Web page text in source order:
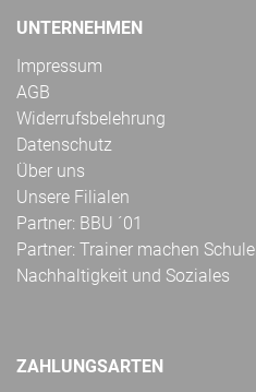
UNTERNEHMEN
Impressum
AGB
Widerrufsbelehrung
Datenschutz
Über uns
Unsere Filialen
Partner: BBU ´01
Partner: Trainer machen Schule
Nachhaltigkeit und Soziales
ZAHLUNGSARTEN